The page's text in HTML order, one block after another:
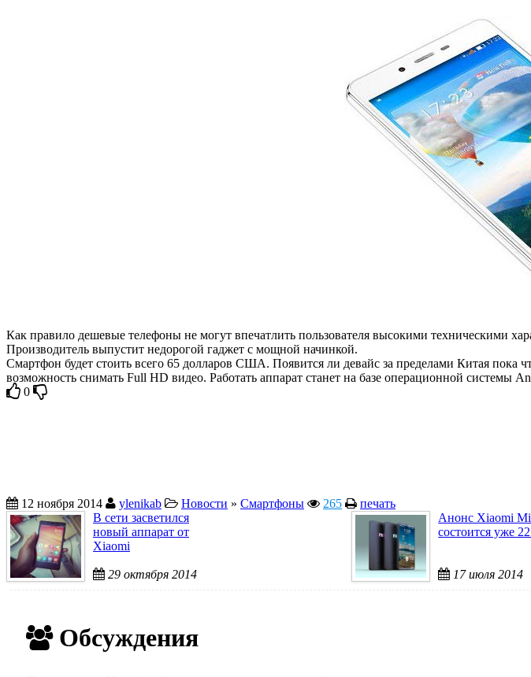
Как правило дешевые телефоны не могут впечатлить пользователя высокими техническими
Производитель выпустит недорогой гаджет с мощной начинкой.
Смартфон будет стоить всего 65 долларов США. Появится ли девайс за пределами Китая пока
возможность снимать Full HD видео. Работать аппарат станет на базе операционной системы
0
12 ноября 2014 ylenikab Новости » Смартфоны 265
печать
В сети засветился
новый аппарат от
Xiaomi
29 октября 2014
Анонс Xiaomi
состоится уже
17 июля 2014
Обсуждения